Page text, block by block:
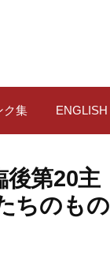
ク集 ENGLISH
後第20主
ちのもの